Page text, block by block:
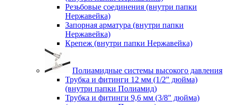
Резьбовые соединения (внутри папки
Нержавейка)
Запорная арматура (внутри папки
Нержавейка)
Крепеж (внутри папки Нержавейка)
Полиамидные системы высокого давления
Трубка и фитинги 12 мм (1/2" дюйма)
(внутри папки Полиамид)
Трубка и фитинги 9,6 мм (3/8" дюйма)